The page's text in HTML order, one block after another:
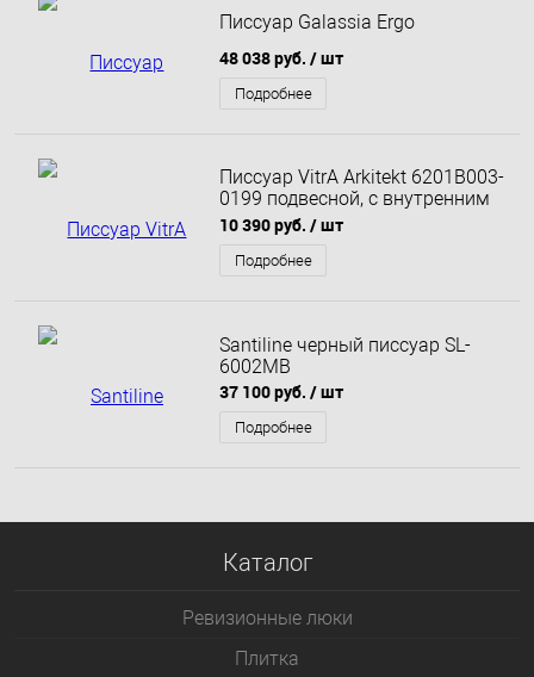
Писсуар Galassia Ergo
48 038 руб. / шт
Подробнее
Писсуар VitrA Arkitekt 6201B003-
0199 подвесной, с внутренним
подводом воды
10 390 руб. / шт
Подробнее
Santiline черный писсуар SL-
6002MB
37 100 руб. / шт
Подробнее
Каталог
Ревизионные люки
Плитка